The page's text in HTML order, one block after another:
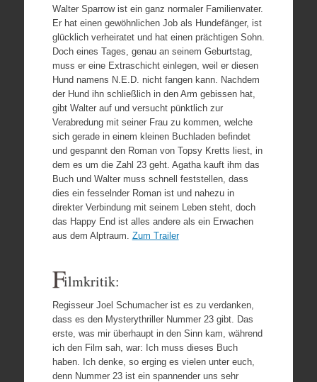
Walter Sparrow ist ein ganz normaler Familienvater.
Er hat einen gewöhnlichen Job als Hundefänger, ist
glücklich verheiratet und hat einen prächtigen Sohn.
Doch eines Tages, genau an seinem Geburtstag,
muss er eine Extraschicht einlegen, weil er diesen
Hund namens N.E.D. nicht fangen kann. Nachdem
der Hund ihn schließlich in den Arm gebissen hat,
gibt Walter auf und versucht pünktlich zur
Verabredung mit seiner Frau zu kommen, welche
sich gerade in einem kleinen Buchladen befindet
und gespannt den Roman von Topsy Kretts liest, in
dem es um die Zahl 23 geht. Agatha kauft ihm das
Buch und Walter muss schnell feststellen, dass
dies ein fesselnder Roman ist und nahezu in
direkter Verbindung mit seinem Leben steht, doch
das Happy End ist alles andere als ein Erwachen
aus dem Alptraum. Zum Trailer
Filmkritik:
Regisseur Joel Schumacher ist es zu verdanken,
dass es den Mysterythriller Nummer 23 gibt. Das
erste, was mir überhaupt in den Sinn kam, während
ich den Film sah, war: Ich muss dieses Buch
haben. Ich denke, so erging es vielen unter euch,
denn Nummer 23 ist ein spannender uns sehr